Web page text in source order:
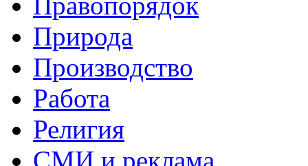
Природа
Производство
Работа
Религия
СМИ и реклама